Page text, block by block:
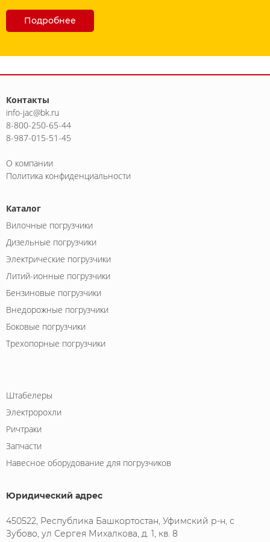
Подробнее
Контакты
info-jac@bk.ru
8-800-250-65-44
8-987-015-51-45
О компании
Политика конфиденциальности
Каталог
Вилочные погрузчики
Дизельные погрузчики
Электрические погрузчики
Литий-ионные погрузчики
Бензиновые погрузчики
Внедорожные погрузчики
Боковые погрузчики
Трехопорные погрузчики
Штабелеры
Электророхли
Ричтраки
Запчасти
Навесное оборудование для погрузчиков
Юридический адрес
450522, Республика Башкортостан, Уфимский р-н, с
Зубово, ул Сергея Михалкова, д. 1, кв. 8